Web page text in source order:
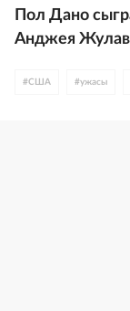
Пол Дано
Анджея
#США #ужасы